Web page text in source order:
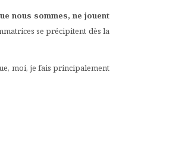
nous sommes, ne jouent
se précipitent dès la
moi, je fais principalement